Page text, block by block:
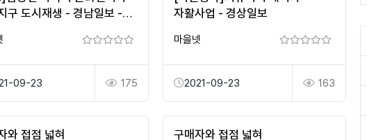
구 도시재생 - 경남일보 -
09-23 175
자활사업 - 경상일보
마을넷
2021-09-23 163
와 접점 넓혀
구매자와 접점 넓혀